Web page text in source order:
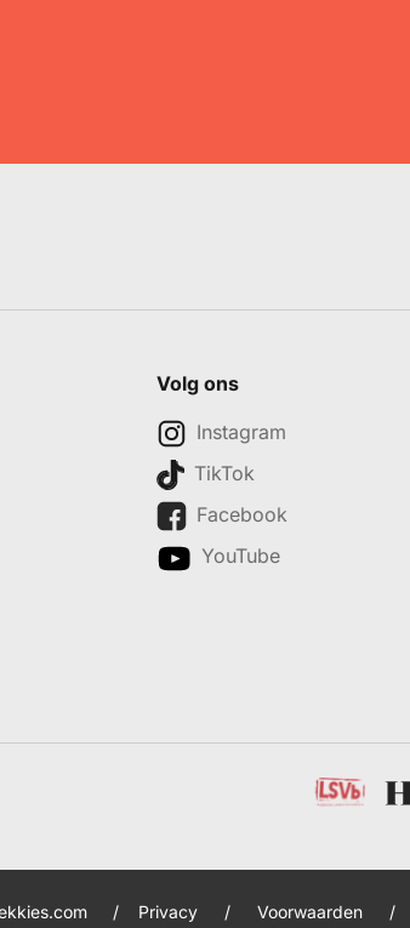
Volg ons
Instagram
TikTok
Facebook
YouTube
/ Privacy / Voorwaarden /